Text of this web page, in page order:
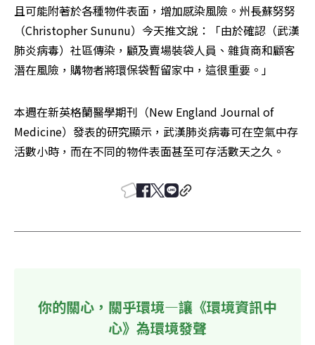
且可能附著於各種物件表面，增加感染風險。州長蘇努努
（Christopher Sununu）今天推文說：「由於確認（武漢
肺炎病毒）社區傳染，顧及賣場裝袋人員、雜貨商和顧客
潛在風險，購物者將環保袋暫留家中，這很重要。」
本週在新英格蘭醫學期刊（New England Journal of
Medicine）發表的研究顯示，武漢肺炎病毒可在空氣中存
活數小時，而在不同的物件表面甚至可存活數天之久。
你的關心，關乎環境—讓《環境資訊中
心》為環境發聲